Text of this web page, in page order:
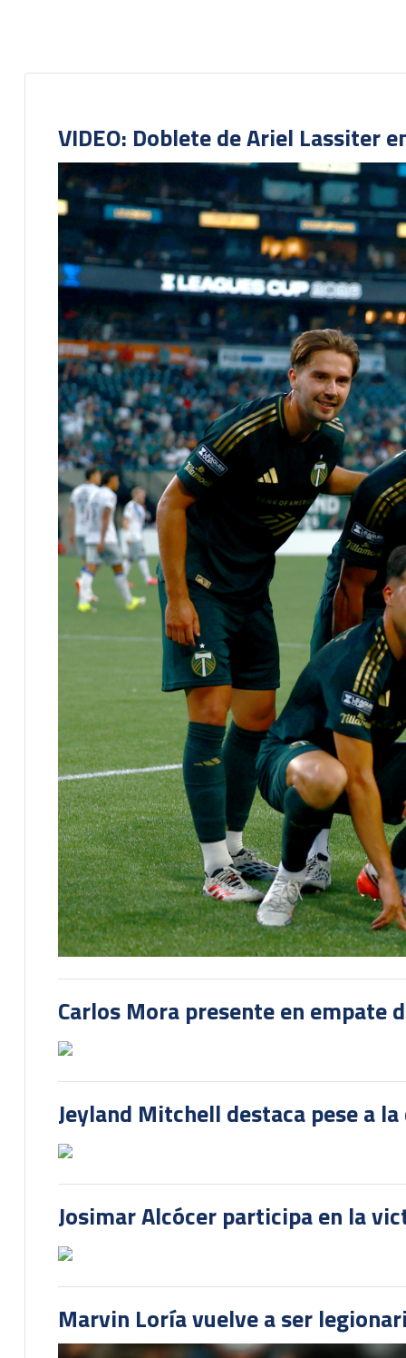
VIDEO: Doblete de Ariel Lassiter
Carlos Mora presente en empate
Jeyland Mitchell destaca pese a
Josimar Alcócer participa en la
Marvin Loría vuelve a ser